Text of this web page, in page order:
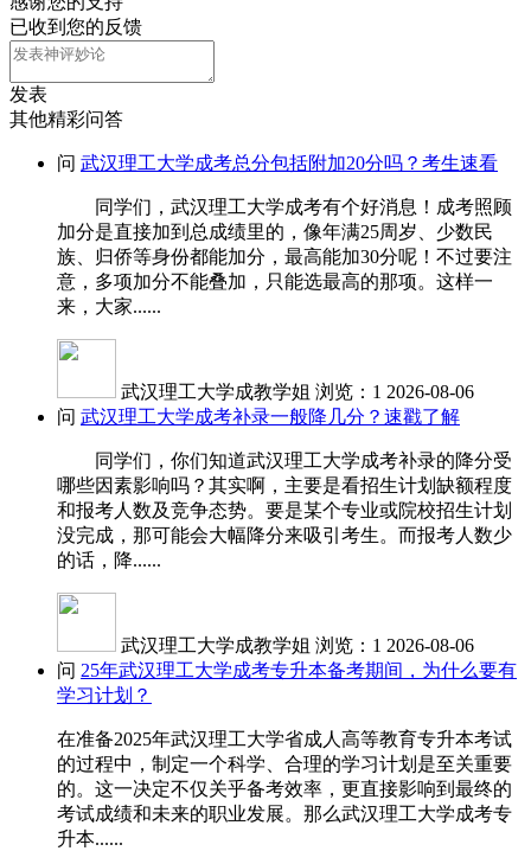
已收到您的反馈
发表
其他精彩问答
问 武汉理工大学成考总分包括附加20分吗？考生速看
同学们，武汉理工大学成考有个好消息！成考照顾
加分是直接加到总成绩里的，像年满25周岁、少数民
族、归侨等身份都能加分，最高能加30分呢！不过要注
意，多项加分不能叠加，只能选最高的那项。这样一
来，大家......
武汉理工大学成教学姐 浏览：1 2026-08-06
问 武汉理工大学成考补录一般降几分？速戳了解
同学们，你们知道武汉理工大学成考补录的降分受
哪些因素影响吗？其实啊，主要是看招生计划缺额程度
和报考人数及竞争态势。要是某个专业或院校招生计划
没完成，那可能会大幅降分来吸引考生。而报考人数少
的话，降......
武汉理工大学成教学姐 浏览：1 2026-08-06
问 25年武汉理工大学成考专升本备考期间，为什么要有
学习计划？
在准备2025年武汉理工大学省成人高等教育专升本考试
的过程中，制定一个科学、合理的学习计划是至关重要
的。这一决定不仅关乎备考效率，更直接影响到最终的
考试成绩和未来的职业发展。那么武汉理工大学成考专
升本......